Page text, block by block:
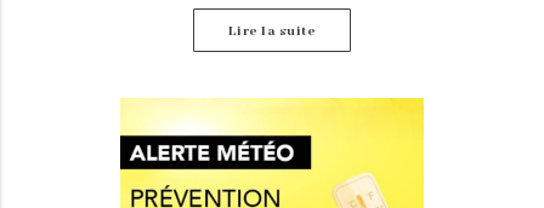
Lire la suite